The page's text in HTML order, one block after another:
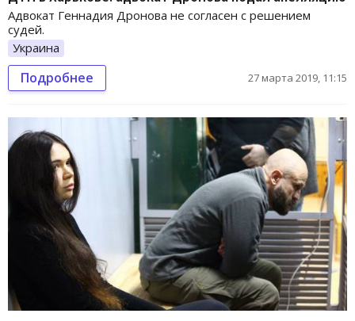
Адвокат Геннадия Дронова не согласен с решением
судей.
Украина
Подробнее 27 марта 2019, 11:15